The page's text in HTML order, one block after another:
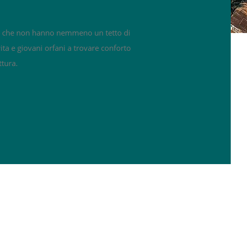
non hanno nemmeno un tetto di
e giovani orfani a trovare conforto